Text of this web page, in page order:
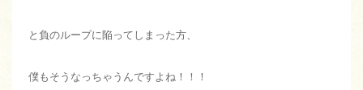
と負のループに陥ってしまった方、
僕もそうなっちゃうんですよね！！！